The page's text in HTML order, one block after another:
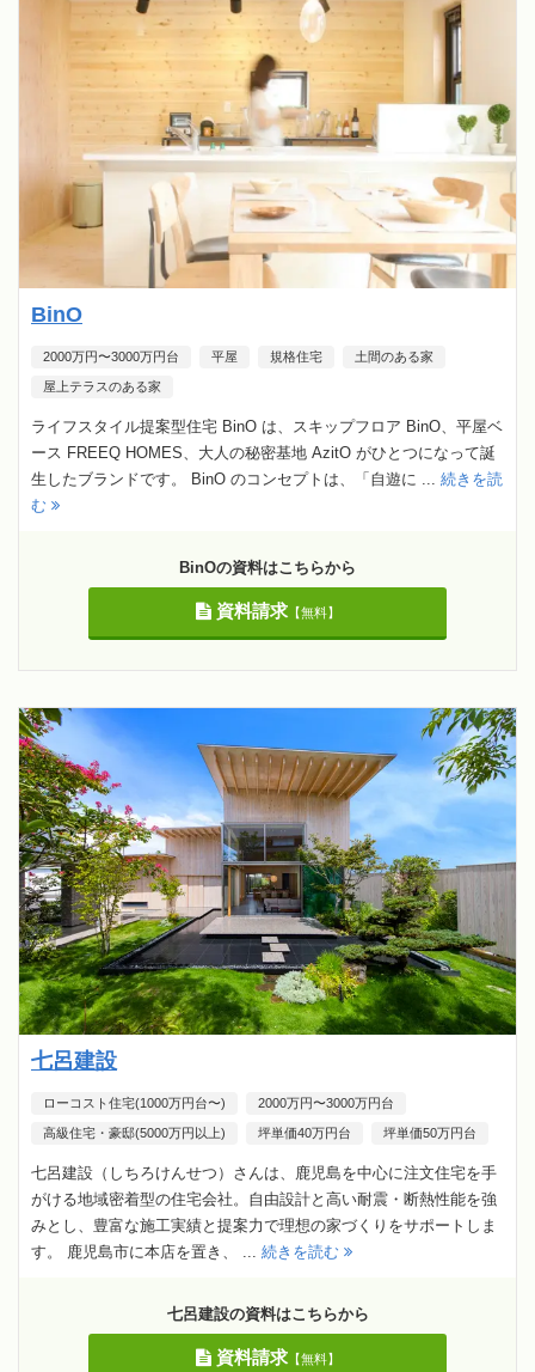
BinO
2000万円〜3000万円台 平屋 規格住宅 土間のある家
屋上テラスのある家
ライフスタイル提案型住宅 BinO は、スキップフロア BinO、平屋ベ
ース FREEQ HOMES、大人の秘密基地 AzitO がひとつになって誕
生したブランドです。 BinO のコンセプトは、「自遊に ... 続きを読
む
BinOの資料はこちらから
資料請求【無料】
七呂建設
ローコスト住宅(1000万円台〜) 2000万円〜3000万円台
高級住宅・豪邸(5000万円以上) 坪単価40万円台 坪単価50万円台
七呂建設（しちろけんせつ）さんは、鹿児島を中心に注文住宅を手
がける地域密着型の住宅会社。自由設計と高い耐震・断熱性能を強
みとし、豊富な施工実績と提案力で理想の家づくりをサポートしま
す。 鹿児島市に本店を置き、 ... 続きを読む
七呂建設の資料はこちらから
資料請求【無料】